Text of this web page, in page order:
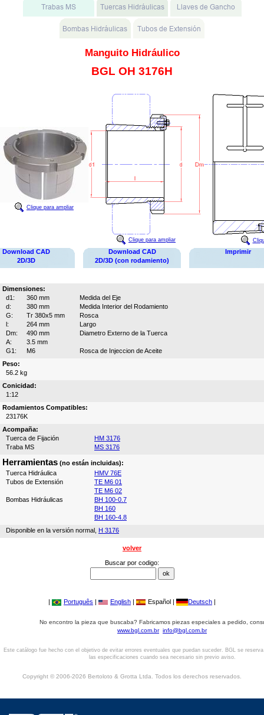
Manguito Hidráulico
BGL OH 3176H
Clique para ampliar
Clique para ampliar
Download CAD
2D/3D
Download CAD
2D/3D (con rodamiento)
Imprimir
Dimensiones:
d1:
360 mm
Medida del Eje
d:
380 mm
Medida Interior del Rodamiento
G:
Tr 380x5 mm
Rosca
l:
264 mm
Largo
Dm:
490 mm
Diametro Externo de la Tuerca
A:
3.5 mm
G1:
M6
Rosca de Injeccion de Aceite
Peso:
56.2 kg
Conicidad:
1:12
Rodamientos Compatibles:
23176K
Acompaña:
Tuerca de Fijación
HM 3176
Traba MS
MS 3176
Herramientas (no están incluidas):
Tuerca Hidráulica
HMV 76E
Tubos de Extensión
TE M6 01
TE M6 02
Bombas Hidráulicas
BH 100-0.7
BH 160
BH 160-4.8
Disponible en la versión normal, H 3176
volver
Buscar por codigo:
| Português | English | Español | Deutsch |
No encontro la pieza que buscaba? Fabricamos piezas especiales a pedido,
www.bgl.com.br info@bgl.com.br
Este catálogo fue hecho con el objetivo de evitar errores eventuales que puedan suceder. BGL se
las especificaciones cuando sea necesario sin previo aviso.
Copyright © 2006-2026 Bertoloto & Grotta Ltda. Todos los derechos reservados.